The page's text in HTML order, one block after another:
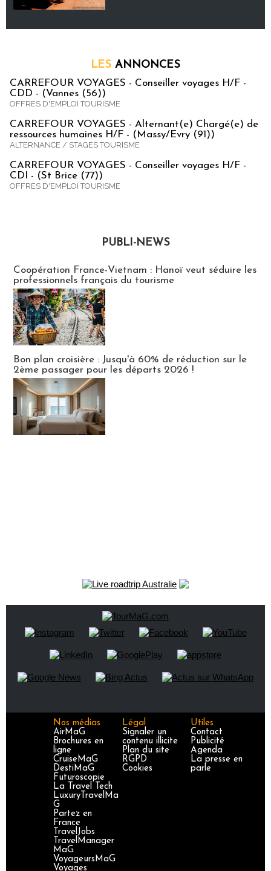
LES ANNONCES
CARREFOUR VOYAGES - Conseiller voyages H/F -
CDD - (Vannes (56))
OFFRES D'EMPLOI TOURISME
CARREFOUR VOYAGES - Alternant(e) Chargé(e) de
ressources humaines H/F - (Massy/Evry (91))
ALTERNANCE / STAGES TOURISME
CARREFOUR VOYAGES - Conseiller voyages H/F -
CDI - (St Brice (77))
OFFRES D'EMPLOI TOURISME
PUBLI-NEWS
Coopération France-Vietnam : Hanoï veut séduire les
professionnels français du tourisme
Bon plan croisière : Jusqu'à 60% de réduction sur le
2ème passager pour les départs 2026 !
Nos médias
AirMaG
Brochures en
ligne
CruiseMaG
DestiMaG
Futuroscopie
La Travel Tech
LuxuryTravelMa
G
Partez en
France
TravelJobs
TravelManager
MaG
VoyageursMaG
Voyages
Légal
Signaler un
contenu illicite
Plan du site
RGPD
Cookies
Utiles
Contact
Publicité
Agenda
La presse en
parle